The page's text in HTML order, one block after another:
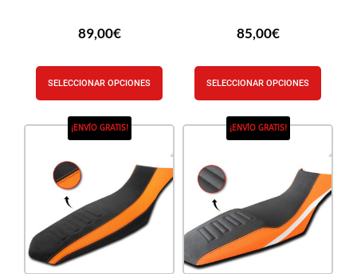
89,00€
SELECCIONAR OPCIONES
85,00€
SELECCIONAR OPCIONES
¡ENVÍO GRATIS! ¡ENVÍO GRATIS!